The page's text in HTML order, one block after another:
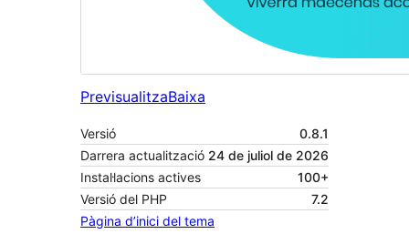
PrevisualitzaBaixa
Versió
0.8.1
Darrera actualització 24 de juliol de 2026
Instal·lacions actives
100+
Versió del PHP
7.2
Pàgina d’inici del tema